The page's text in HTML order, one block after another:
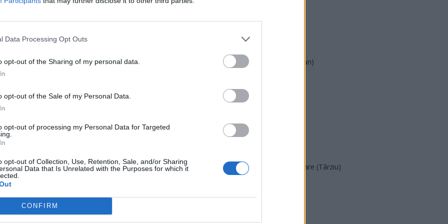
Data Processing Opt Outs
opt-out of the Sharing of my personal data.
opt-out of the Sale of my Personal Data.
opt-out of processing my Personal Data for Targeted
opt-out of Collection, Use, Retention, Sale, and/or Sharing
Data that Is Unrelated with the Purposes for which it
CONFIRM
Păcăleală: cei 1.200 de lei erau, de
Redacţia - marți, 14 decembrie 2021
VIDEO. Budă-i gura ministrului
Muncii: „Doi primari PNL, din
miercuri, 16 octombrie 2019
Forța Dreptei (L. Orban)
REPER
SOS (Șoșoacă)
POT (Gavrilă)
Acțiunea Conservatoare (Târziu)
PUSL (D. Voiculescu)